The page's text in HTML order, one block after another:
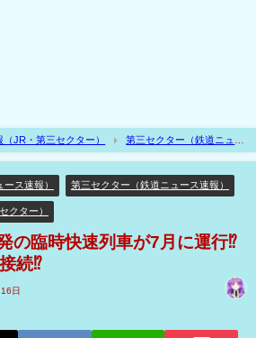
JR・第三セクター）
第三セクター（鉄道ニュー
（鉄道ニュース速報）
超早朝??朝3時台発の臨時
ス速報）
第三セクター（鉄道ニュース速報）
クター）
の臨時快速列車が7月に運行⁉
続⁉
日